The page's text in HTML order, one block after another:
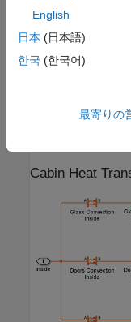
Cabin Heat
English
日本 (日本語)
한국 (한국어)
最寄りの